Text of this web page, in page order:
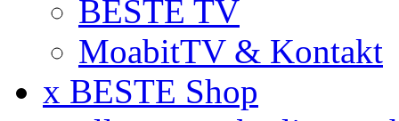
BESTE TV
MoabitTV & Kontakt
x BESTE Shop